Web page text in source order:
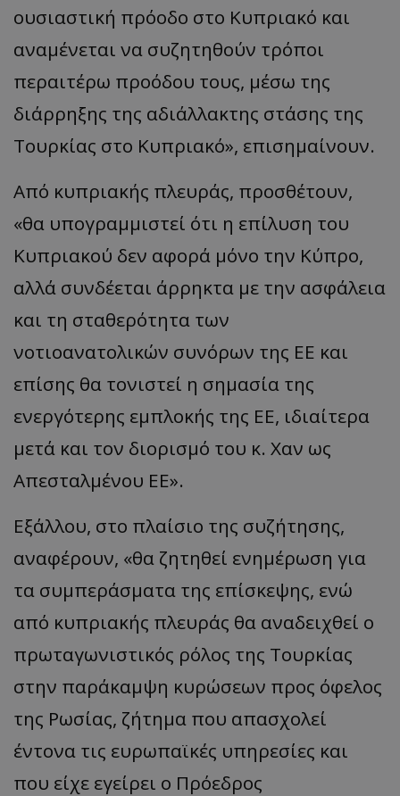
ουσιαστική πρόοδο στο Κυπριακό και
αναμένεται να συζητηθούν τρόποι
περαιτέρω προόδου τους, μέσω της
διάρρηξης της αδιάλλακτης στάσης της
Τουρκίας στο Κυπριακό», επισημαίνουν.
Από κυπριακής πλευράς, προσθέτουν,
«θα υπογραμμιστεί ότι η επίλυση του
Κυπριακού δεν αφορά μόνο την Κύπρο,
αλλά συνδέεται άρρηκτα με την ασφάλεια
και τη σταθερότητα των
νοτιοανατολικών συνόρων της ΕΕ και
επίσης θα τονιστεί η σημασία της
ενεργότερης εμπλοκής της ΕΕ, ιδιαίτερα
μετά και τον διορισμό του κ. Χαν ως
Απεσταλμένου ΕΕ».
Εξάλλου, στο πλαίσιο της συζήτησης,
αναφέρουν, «θα ζητηθεί ενημέρωση για
τα συμπεράσματα της επίσκεψης, ενώ
από κυπριακής πλευράς θα αναδειχθεί ο
πρωταγωνιστικός ρόλος της Τουρκίας
στην παράκαμψη κυρώσεων προς όφελος
της Ρωσίας, ζήτημα που απασχολεί
έντονα τις ευρωπαϊκές υπηρεσίες και
που είχε εγείρει ο Πρόεδρος